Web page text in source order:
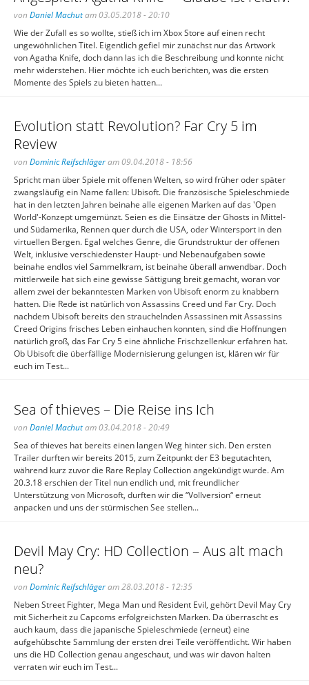
von Daniel Machutam 03.05.2018 - 20:10
Wie der Zufall es so wollte, stieß ich im Xbox Store auf einen recht
ungewöhnlichen Titel. Eigentlich gefiel mir zunächst nur das Artwork
von Agatha Knife, doch dann las ich die Beschreibung und konnte nicht
mehr widerstehen. Hier möchte ich euch berichten, was die ersten
Momente des Spiels zu bieten hatten...
Evolution statt Revolution? Far Cry 5 im
Review
von Dominic Reifschlägeram 09.04.2018 - 18:56
Spricht man über Spiele mit offenen Welten, so wird früher oder später
zwangsläufig ein Name fallen: Ubisoft. Die französische Spieleschmiede
hat in den letzten Jahren beinahe alle eigenen Marken auf das 'Open
World'-Konzept umgemünzt. Seien es die Einsätze der Ghosts in Mittel-
und Südamerika, Rennen quer durch die USA, oder Wintersport in den
virtuellen Bergen. Egal welches Genre, die Grundstruktur der offenen
Welt, inklusive verschiedenster Haupt- und Nebenaufgaben sowie
beinahe endlos viel Sammelkram, ist beinahe überall anwendbar. Doch
mittlerweile hat sich eine gewisse Sättigung breit gemacht, woran vor
allem zwei der bekanntesten Marken von Ubisoft enorm zu knabbern
hatten. Die Rede ist natürlich von Assassins Creed und Far Cry. Doch
nachdem Ubisoft bereits den strauchelnden Assassinen mit Assassins
Creed Origins frisches Leben einhauchen konnten, sind die Hoffnungen
natürlich groß, das Far Cry 5 eine ähnliche Frischzellenkur erfahren hat.
Ob Ubisoft die überfällige Modernisierung gelungen ist, klären wir für
euch im Test...
Sea of thieves – Die Reise ins Ich
von Daniel Machutam 03.04.2018 - 20:49
Sea of thieves hat bereits einen langen Weg hinter sich. Den ersten
Trailer durften wir bereits 2015, zum Zeitpunkt der E3 begutachten,
während kurz zuvor die Rare Replay Collection angekündigt wurde. Am
20.3.18 erschien der Titel nun endlich und, mit freundlicher
Unterstützung von Microsoft, durften wir die “Vollversion“ erneut
anpacken und uns der stürmischen See stellen...
Devil May Cry: HD Collection – Aus alt mach
neu?
von Dominic Reifschlägeram 28.03.2018 - 12:35
Neben Street Fighter, Mega Man und Resident Evil, gehört Devil May Cry
mit Sicherheit zu Capcoms erfolgreichsten Marken. Da überrascht es
auch kaum, dass die japanische Spieleschmiede (erneut) eine
aufgehübschte Sammlung der ersten drei Teile veröffentlicht. Wir haben
uns die HD Collection genau angeschaut, und was wir davon halten
verraten wir euch im Test...